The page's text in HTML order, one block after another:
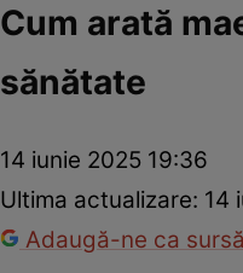
Cum arată
sănătate
14 iunie 2025 19:36
Ultima actualizare: 14
Adaugă-ne ca